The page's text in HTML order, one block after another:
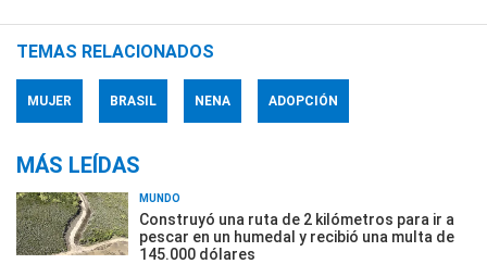
TEMAS RELACIONADOS
MUJER BRASIL NENA ADOPCIÓN
MÁS LEÍDAS
MUNDO
Construyó una ruta de 2 kilómetros para ir a
pescar en un humedal y recibió una multa de
145.000 dólares